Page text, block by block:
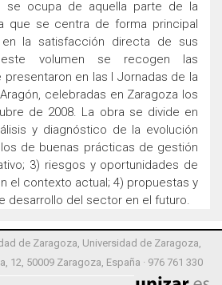
se ocupa de aquella parte de la
que se centra de forma principal
la satisfacción directa de sus
volumen se recogen las
en las I Jornadas de la
celebradas en Zaragoza los
de 2008. La obra se divide en
y diagnóstico de la evolución
de buenas prácticas de gestión
3) riesgos y oportunidades de
el contexto actual; 4) propuestas y
desarrollo del sector en el futuro.
de Zaragoza, Universidad de Zaragoza,
12, 50009 Zaragoza, España · 976 761 330